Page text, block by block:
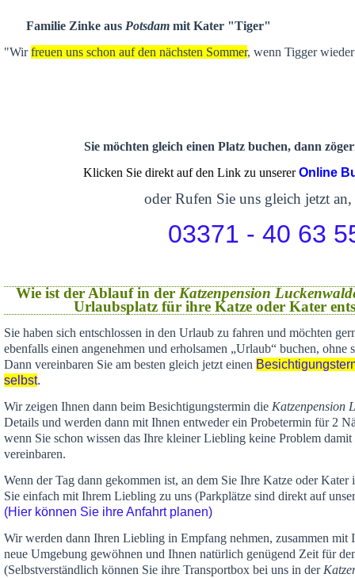
Familie Zinke aus Potsdam mit Kater "Tiger"
"Wirfreuen uns schon auf den nächsten Sommer, wenn Tigger
Sie möchten gleich einen Platz buchen, dann
Klicken Sie direkt auf den Link zu unsererOnline
oder Rufen Sie uns gleich jetzt an,
03371 - 40 63
Wie ist der Ablauf in der Katzenpension
Urlaubsplatz für ihre Katze oder Kater
Sie haben sich entschlossen in den Urlaub zu fahren und möchten
ebenfalls einen angenehmen und erholsamen „Urlaub“ buchen, ohne
Dann vereinbaren Sie am besten gleich jetzt einen
selbst.
Wir zeigen Ihnen dann beim Besichtigungstermin die Katzenpension
Details und werden dann mit Ihnen entweder ein Probetermin für 2
wenn Sie schon wissen das Ihre kleiner Liebling keine Problem
vereinbaren.
Wenn der Tag dann gekommen ist, an dem Sie Ihre Katze oder
Sie einfach mit Ihrem Liebling zu uns (Parkplätze sind direkt auf
(Hier können Sie ihre Anfahrt planen)
Wir werden dann Ihren Liebling in Empfang nehmen, zusammen mit
neue Umgebung gewöhnen und Ihnen natürlich genügend Zeit für
(Selbstverständlich können Sie ihre Transportbox bei uns in der